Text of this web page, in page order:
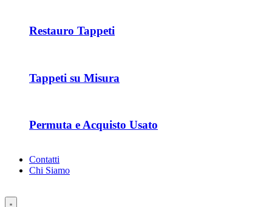
Restauro Tappeti
Tappeti su Misura
Permuta e Acquisto Usato
Contatti
Chi Siamo